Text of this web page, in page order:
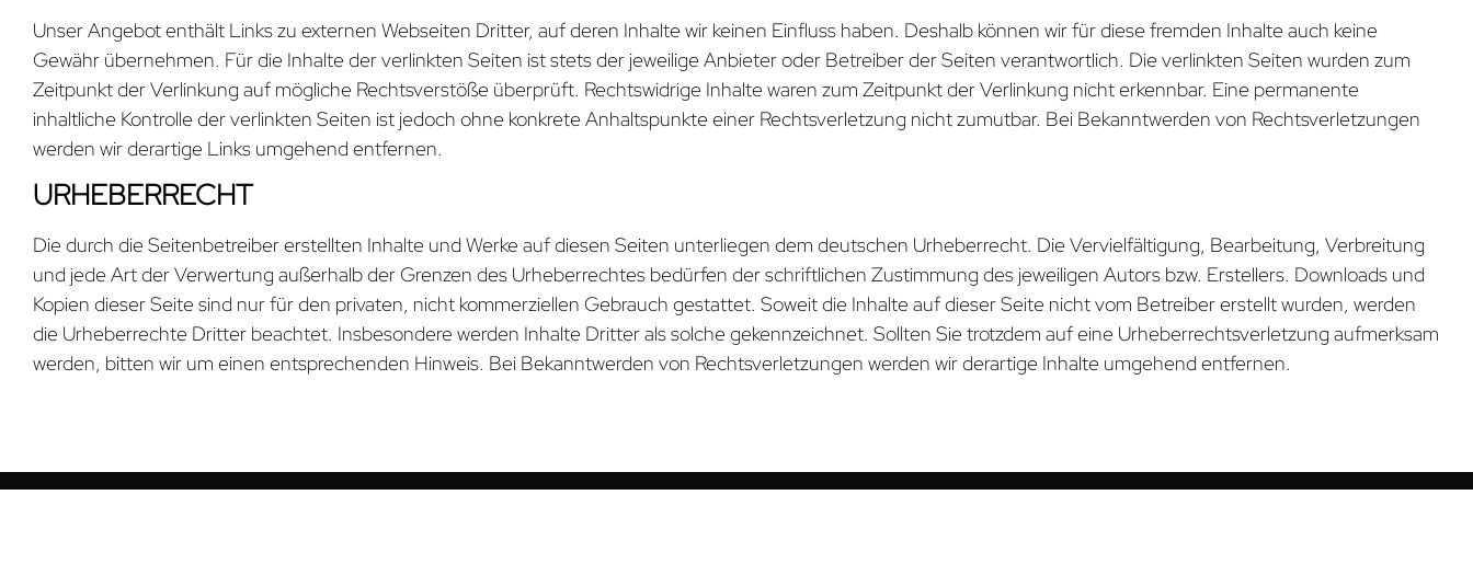
Unser Angebot enthält Links zu externen Webseiten Dritter, auf deren Inhalte wir keinen Einfluss haben. Deshalb können wir für diese fremden Inhalte auch keine
Gewähr übernehmen. Für die Inhalte der verlinkten Seiten ist stets der jeweilige Anbieter oder Betreiber der Seiten verantwortlich. Die verlinkten Seiten wurden zum
Zeitpunkt der Verlinkung auf mögliche Rechtsverstöße überprüft. Rechtswidrige Inhalte waren zum Zeitpunkt der Verlinkung nicht erkennbar. Eine permanente
inhaltliche Kontrolle der verlinkten Seiten ist jedoch ohne konkrete Anhaltspunkte einer Rechtsverletzung nicht zumutbar. Bei Bekanntwerden von Rechtsverletzungen
werden wir derartige Links umgehend entfernen.
URHEBERRECHT
Die durch die Seitenbetreiber erstellten Inhalte und Werke auf diesen Seiten unterliegen dem deutschen Urheberrecht. Die Vervielfältigung, Bearbeitung, Verbreitung
und jede Art der Verwertung außerhalb der Grenzen des Urheberrechtes bedürfen der schriftlichen Zustimmung des jeweiligen Autors bzw. Erstellers. Downloads und
Kopien dieser Seite sind nur für den privaten, nicht kommerziellen Gebrauch gestattet. Soweit die Inhalte auf dieser Seite nicht vom Betreiber erstellt wurden, werden
die Urheberrechte Dritter beachtet. Insbesondere werden Inhalte Dritter als solche gekennzeichnet. Sollten Sie trotzdem auf eine Urheberrechtsverletzung aufmerksam
werden, bitten wir um einen entsprechenden Hinweis. Bei Bekanntwerden von Rechtsverletzungen werden wir derartige Inhalte umgehend entfernen.